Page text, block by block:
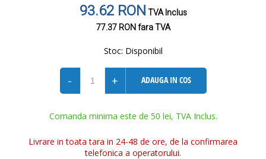
93.62 RONTVA Inclus
77.37 RONfara TVA
Stoc: Disponibil
- + ADAUGA IN COS
Comanda minima este de 50 lei, TVA Inclus.
Livrare in toata tara in 24-48 de ore, de la confirmarea
telefonica a operatorului.